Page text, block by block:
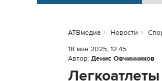
АТВмедиа Новости
18 мая 2025, 12:45
Автор: Денис Овчинников